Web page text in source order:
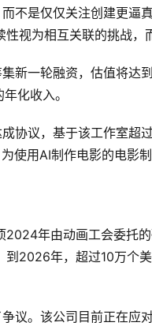
不是仅仅关注创建更逼
视为相互关联的挑战，
新一轮融资，估值将达
化收入。
协议，基于该工作室超
使用AI制作电影的电影
年由动画工会委托
2026年，超过10万个
议。该公司目前正在应